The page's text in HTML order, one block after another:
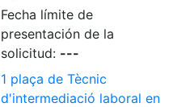
Fecha límite de
presentación de la
solicitud: ---
1 plaça de Tècnic
d'intermediació laboral en